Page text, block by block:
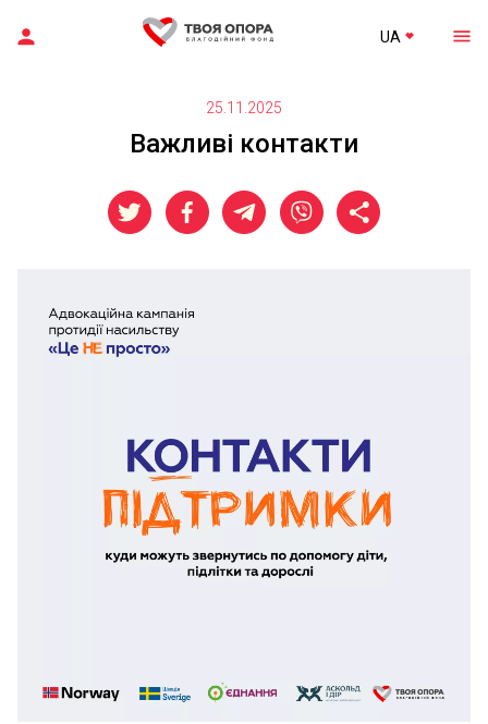
UA
25.11.2025
Важливі контакти